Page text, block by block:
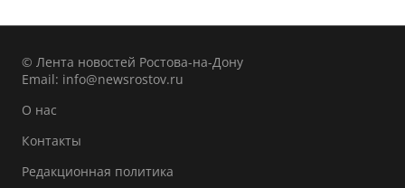
© Лента новостей Ростова-на-Дону
Email: info@newsrostov.ru
О нас
Контакты
Редакционная политика